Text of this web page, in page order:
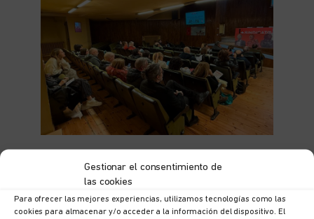
Gestionar el consentimiento de
las cookies
Para ofrecer las mejores experiencias, utilizamos tecnologías como las
cookies para almacenar y/o acceder a la información del dispositivo. El